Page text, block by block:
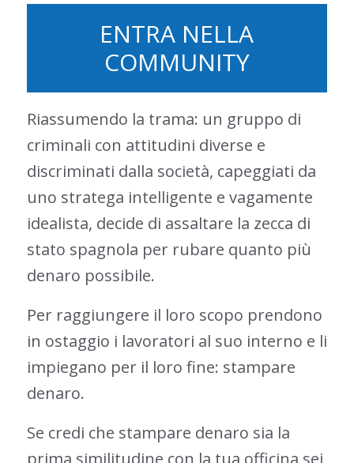
ENTRA NELLA
COMMUNITY
Riassumendo la trama: un gruppo di
criminali con attitudini diverse e
discriminati dalla società, capeggiati da
uno stratega intelligente e vagamente
idealista, decide di assaltare la zecca di
stato spagnola per rubare quanto più
denaro possibile.
Per raggiungere il loro scopo prendono
in ostaggio i lavoratori al suo interno e li
impiegano per il loro fine: stampare
denaro.
Se credi che stampare denaro sia la
prima similitudine con la tua officina sei